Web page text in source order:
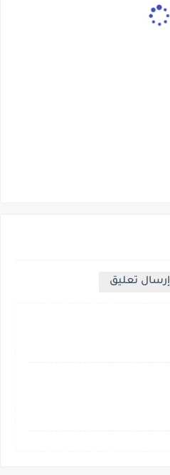
إرسال تعليق